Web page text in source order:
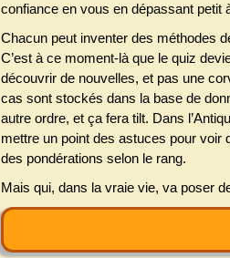
confiance en vous en dépassant petit
Chacun peut inventer des méthodes
C’est à ce moment-là que le quiz
découvrir de nouvelles, et pas une
cas sont stockés dans la base de
autre ordre, et ça fera tilt. Dans
mettre un point des astuces pour voir
des pondérations selon le rang.
Mais qui, dans la vraie vie, va poser